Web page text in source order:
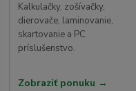
Kalkulačky, zošívačky,
dierovače, laminovanie,
skartovanie a PC
príslušenstvo.
Zobraziť ponuku